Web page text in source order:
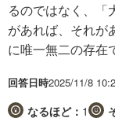
るのではなく、「
があれば、それが
に唯一無二の存在
回答日時2025/11/8
なるほど： 1